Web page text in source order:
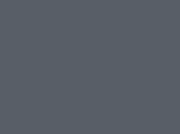
στο